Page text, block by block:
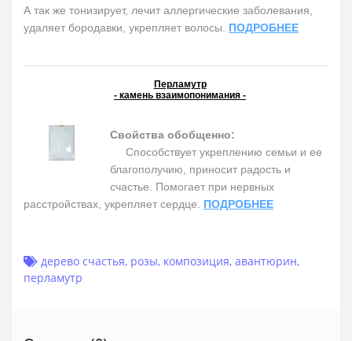
А так же тонизирует, лечит аллергические заболевания,
удаляет бородавки, укрепляет волосы. ПОДРОБНЕЕ
Перламутр
- камень взаимопонимания -
Свойства обобщенно:
Способствует укреплению семьи и ее
благополучию, приносит радость и
счастье. Помогает при нервных
расстройствах, укрепляет сердце. ПОДРОБНЕЕ
дерево счастья, розы, композиция, авантюрин,
перламутр